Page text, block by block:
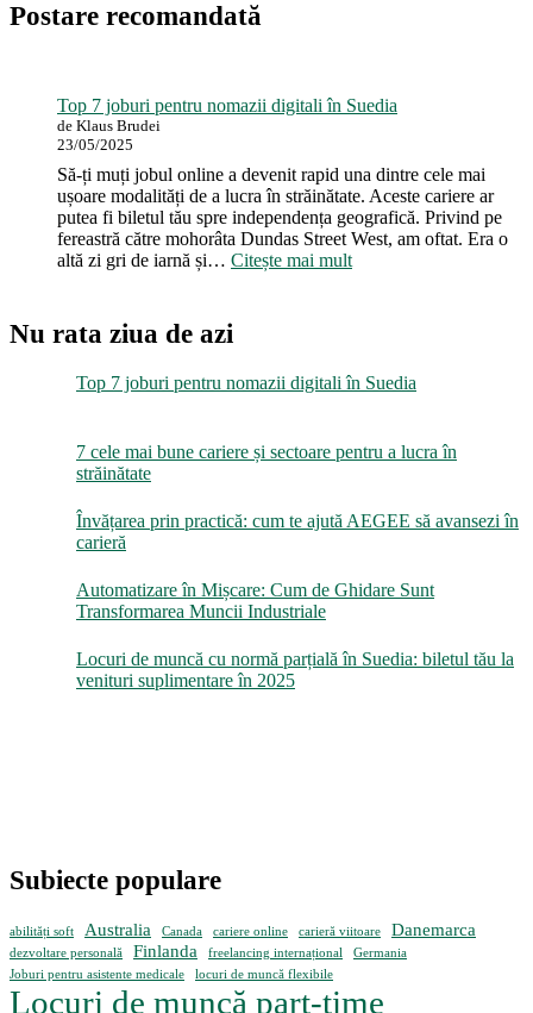
Postare recomandată
Top 7 joburi pentru nomazii digitali în Suedia
de Klaus Brudei
23/05/2025
Să-ți muți jobul online a devenit rapid una dintre cele mai
ușoare modalități de a lucra în străinătate. Aceste cariere ar
putea fi biletul tău spre independența geografică. Privind pe
fereastră către mohorâta Dundas Street West, am oftat. Era o
altă zi gri de iarnă și… Citește mai mult:
digitali
Nu rata ziua de azi
Top 7 joburi pentru nomazii digitali în Suedia
7 cele mai bune cariere și sectoare pentru a lucra în
străinătate
Învățarea prin practică: cum te ajută AEGEE să avansezi în
carieră
Automatizare în Mișcare: Cum de Ghidare Sunt
Transformarea Muncii Industriale
Locuri de muncă cu normă parțială în Suedia: biletul tău la
venituri suplimentare în 2025
Subiecte populare
abilități soft Australia Canada cariere online carieră viitoare Danemarca
dezvoltare personală Finlanda freelancing internațional
Germania
Joburi pentru asistente medicale
locuri de muncă flexibile
Locuri de muncă part-time